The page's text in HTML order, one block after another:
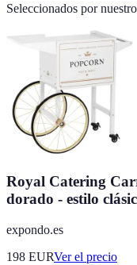
Seleccionados por
Royal Catering
dorado - estilo
expondo.es
198 EURVer el precio